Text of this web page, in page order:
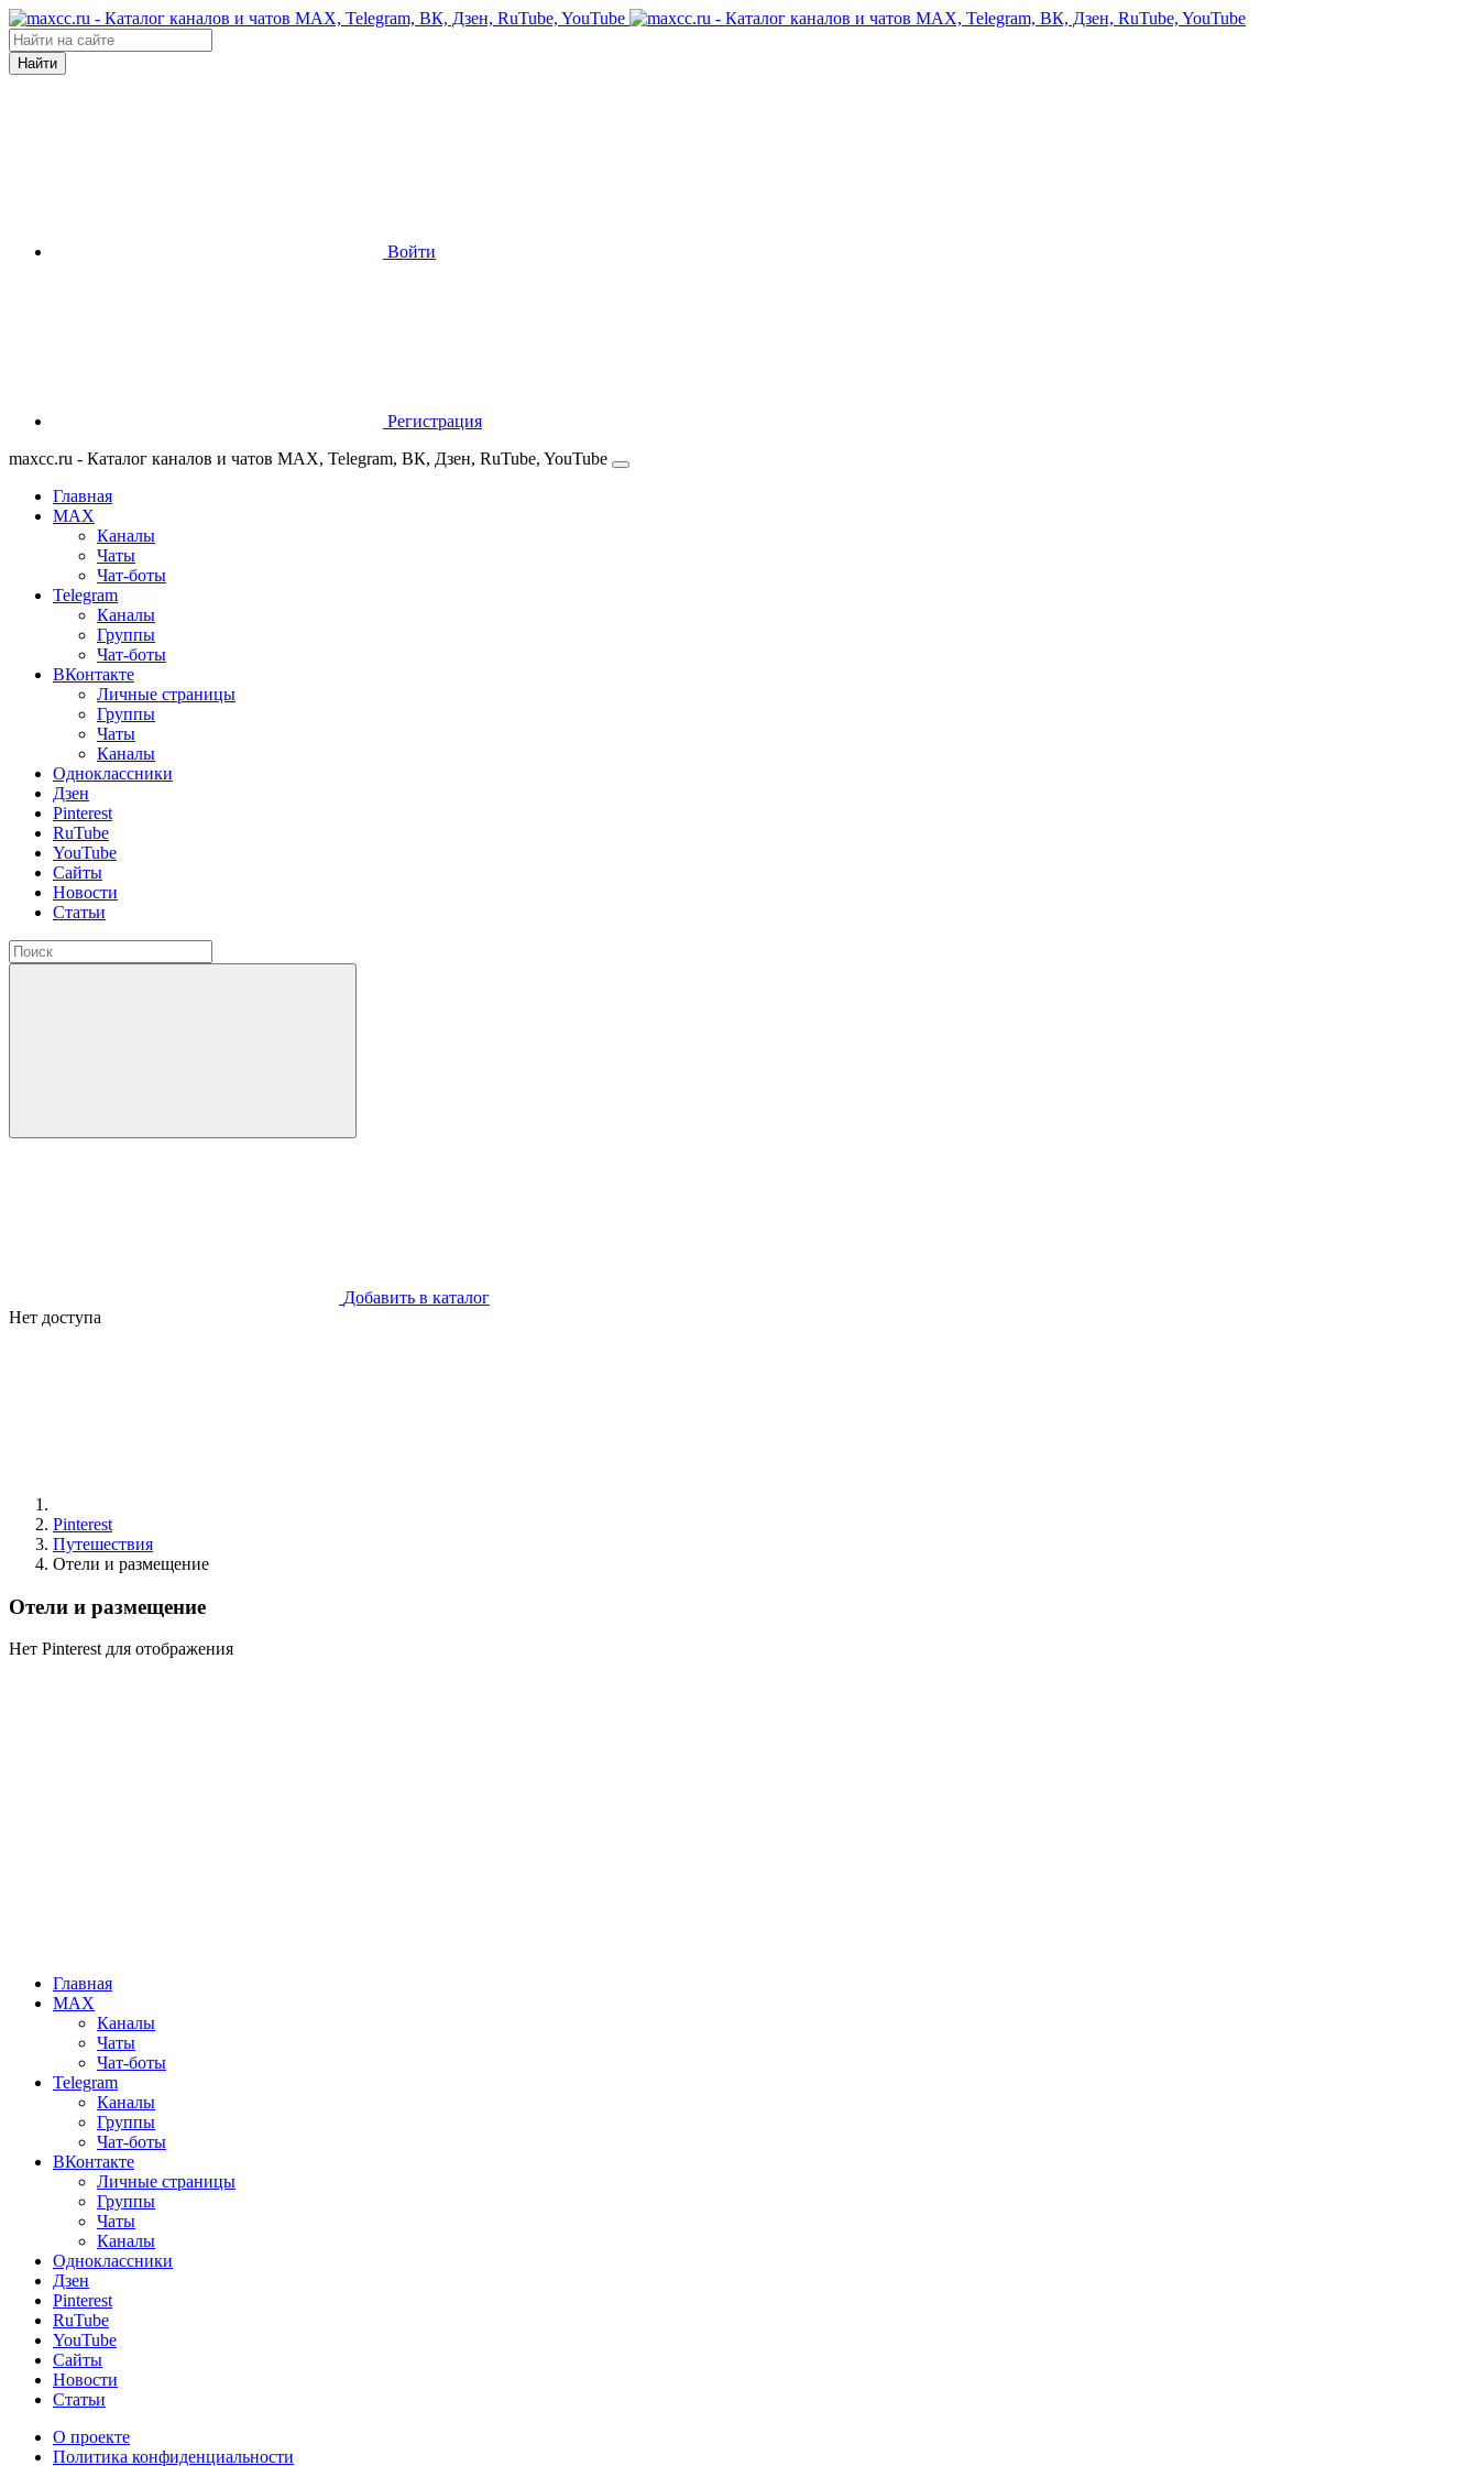
Найти
Войти
Регистрация
maxcc.ru - Каталог каналов и чатов MAX, Telegram, ВК, Дзен, RuTube, YouTube
Главная
MAX
Каналы
Чаты
Чат-боты
Telegram
Каналы
Группы
Чат-боты
ВКонтакте
Личные страницы
Группы
Чаты
Каналы
Одноклассники
Дзен
Pinterest
RuTube
YouTube
Сайты
Новости
Статьи
Добавить в каталог
Нет доступа
Pinterest
Путешествия
Отели и размещение
Отели и размещение
Нет Pinterest для отображения
Главная
MAX
Каналы
Чаты
Чат-боты
Telegram
Каналы
Группы
Чат-боты
ВКонтакте
Личные страницы
Группы
Чаты
Каналы
Одноклассники
Дзен
Pinterest
RuTube
YouTube
Сайты
Новости
Статьи
О проекте
Политика конфиденциальности